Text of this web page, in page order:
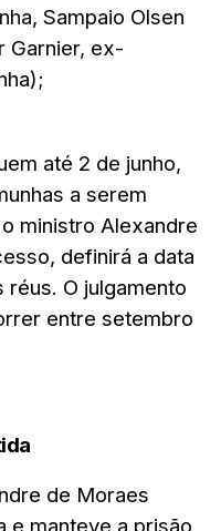
Sampaio Olsen
Garnier, ex-
até 2 de junho,
a serem
ministro Alexandre
definirá a data
O julgamento
entre setembro
de Moraes